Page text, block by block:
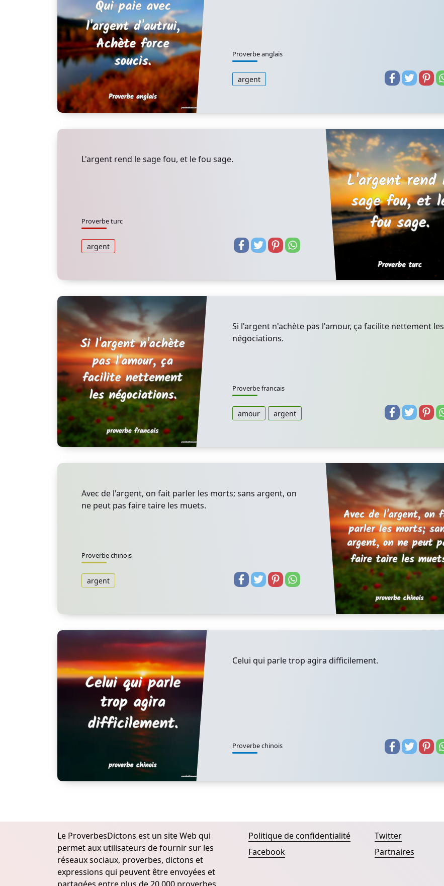
Proverbe anglais
argent
L'argent rend le sage fou, et le fou sage.
Proverbe turc
argent
Si l'argent n'achète pas l'amour, ça facilite nettement les
négociations.
Proverbe francais
amour argent
Avec de l'argent, on fait parler les morts; sans argent, on
ne peut pas faire taire les muets.
Proverbe chinois
argent
Celui qui parle trop agira difficilement.
Proverbe chinois
Le ProverbesDictons est un site Web qui
permet aux utilisateurs de fournir sur les
réseaux sociaux, proverbes, dictons et
expressions qui peuvent être envoyées et
Politique de confidentialité
Facebook
Twitter
Partnaires